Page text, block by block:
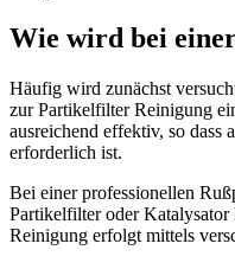
Wie wird bei
Häufig wird zunächst
zur Partikelfilter Reinigung
ausreichend effektiv, so dass
erforderlich ist.
Bei einer professionellen
Partikelfilter oder
Reinigung erfolgt mittels